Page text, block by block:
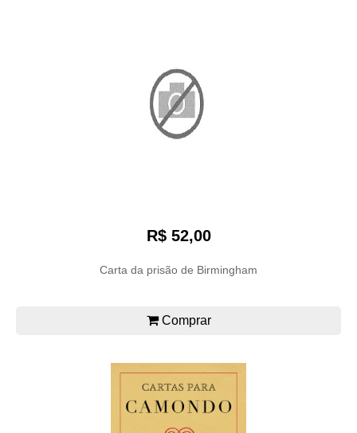
R$ 52,00
Carta da prisão de Birmingham
Comprar